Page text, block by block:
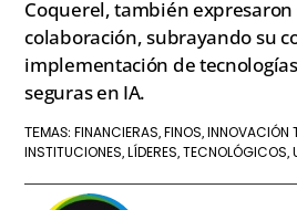
Coquerel, también expresaron
colaboración, subrayando su
implementación de
seguras en IA.
TEMAS:FINANCIERAS ,FINOS ,INNOVACIÓN
INSTITUCIONES ,LÍDERES ,TECNOLÓGICOS ,